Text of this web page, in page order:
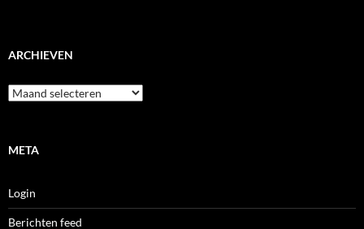
ARCHIEVEN
Archieven
META
Login
Berichten feed